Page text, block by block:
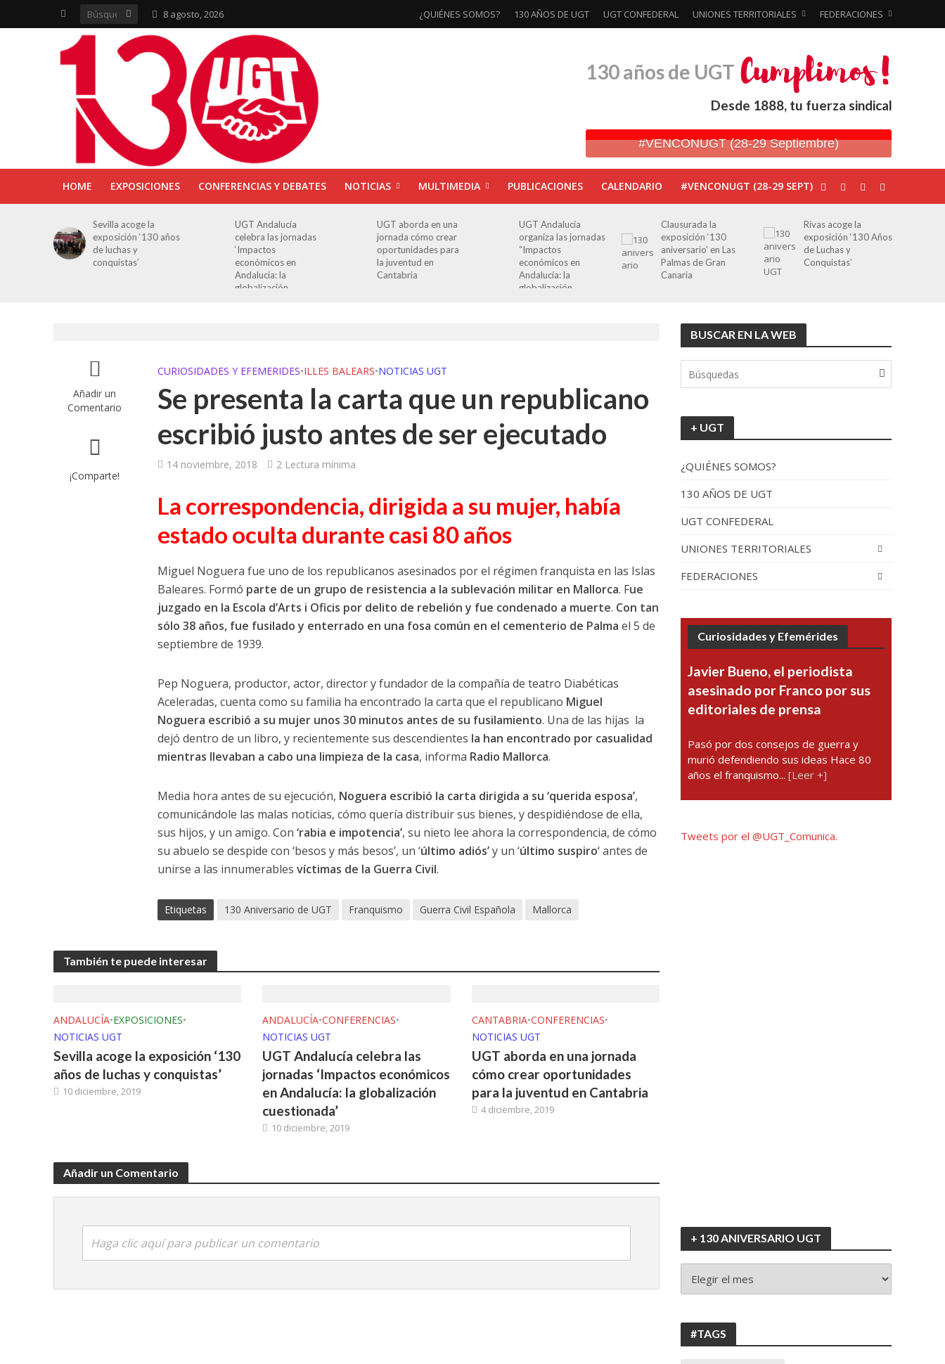
8 agosto, 2026 ¿QUIÉNES SOMOS? 130 AÑOS DE UGT UGT CONFEDERAL UNIONES TERRITORIALES FEDERACIONES
130 años de UGT
Desde 1888, tu fuerza sindical
#VENCONUGT (28-29 Septiembre)
HOME EXPOSICIONES CONFERENCIAS Y DEBATES NOTICIAS MULTIMEDIA PUBLICACIONES CALENDARIO #VENCONUGT (28-29 SEPT)
Sevilla acoge la
exposición ‘130 años
de luchas y
conquistas’
UGT Andalucía
celebra las jornadas
‘Impactos
económicos en
Andalucía: la
globalización
UGT aborda en una
jornada cómo crear
oportunidades para
la juventud en
Cantabria
UGT Andalucía
organiza las jornadas
“Impactos
económicos en
Andalucía: la
globalización
Clausurada la
exposición ‘130
aniversario’ en Las
Palmas de Gran
Canaria
Rivas acoge la
exposición ‘130 Años
de Luchas y
Conquistas’
Añadir un
Comentario
¡Comparte!
CURIOSIDADES Y EFEMERIDES•ILLES BALEARS•NOTICIAS UGT
Se presenta la carta que un republicano
escribió justo antes de ser ejecutado
14 noviembre, 2018 2 Lectura mínima
La correspondencia, dirigida a su mujer, había
estado oculta durante casi 80 años
Miguel Noguera fue uno de los republicanos asesinados por el régimen franquista en las Islas
Baleares. Formó parte de un grupo de resistencia a la sublevación militar en Mallorca. Fue
juzgado en la Escola d’Arts i Oficis por delito de rebelión y fue condenado a muerte. Con tan
sólo 38 años, fue fusilado y enterrado en una fosa común en el cementerio de Palmael 5 de
septiembre de 1939.
Pep Noguera, productor, actor, director y fundador de la compañía de teatro Diabéticas
Aceleradas, cuenta como su familia ha encontrado la carta que el republicano Miguel
Noguera escribió a su mujer unos 30 minutos antes de su fusilamiento. Una de las hijas la
dejó dentro de un libro, y recientemente sus descendientes la han encontrado por casualidad
mientras llevaban a cabo una limpieza de la casa, informa Radio Mallorca.
Media hora antes de su ejecución, Noguera escribió la carta dirigida a su ‘querida esposa’,
comunicándole las malas noticias, cómo quería distribuir sus bienes, y despidiéndose de ella,
sus hijos, y un amigo. Con‘rabia e impotencia’, su nieto lee ahora la correspondencia, de cómo
su abuelo se despide con ‘besos y más besos’, un ‘último adiós’y un ‘último suspiro‘ antes de
unirse a las innumerablesvíctimas de la Guerra Civil.
Etiquetas 130 Aniversario de UGT Franquismo Guerra Civil Española Mallorca
También te puede interesar
ANDALUCÍA•EXPOSICIONES•
NOTICIAS UGT
Sevilla acoge la exposición ‘130
años de luchas y conquistas’
10 diciembre, 2019
ANDALUCÍA•CONFERENCIAS•
NOTICIAS UGT
UGT Andalucía celebra las
jornadas ‘Impactos económicos
en Andalucía: la globalización
cuestionada’
10 diciembre, 2019
CANTABRIA•CONFERENCIAS•
NOTICIAS UGT
UGT aborda en una jornada
cómo crear oportunidades
para la juventud en Cantabria
4 diciembre, 2019
Añadir un Comentario
Haga clic aquí para publicar un comentario
BUSCAR EN LA WEB
+ UGT
¿QUIÉNES SOMOS?
130 AÑOS DE UGT
UGT CONFEDERAL
UNIONES TERRITORIALES
FEDERACIONES
Curiosidades y Efemérides
Javier Bueno, el periodista
asesinado por Franco por sus
editoriales de prensa
Pasó por dos consejos de guerra y
murió defendiendo sus ideas Hace 80
años el franquismo...[Leer +]
Tweets por el @UGT_Comunica.
+ 130 ANIVERSARIO UGT
130
#TAGS